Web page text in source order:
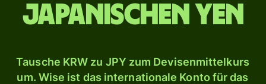
japanischen Yen
Tausche KRW zu JPY zum Devisenmittelkurs
um. Wise ist das internationale Konto für das